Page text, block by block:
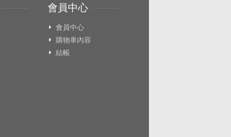
會員中心
會員中心
購物車內容
結帳